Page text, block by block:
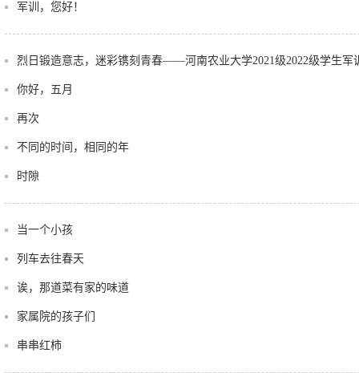
军训，您好！
烈日锻造意志，迷彩镌刻青春——河南农业大学2021级2022级学生军
你好，五月
再次
不同的时间，相同的年
时隙
当一个小孩
列车去往春天
诶，那道菜有家的味道
家属院的孩子们
串串红柿